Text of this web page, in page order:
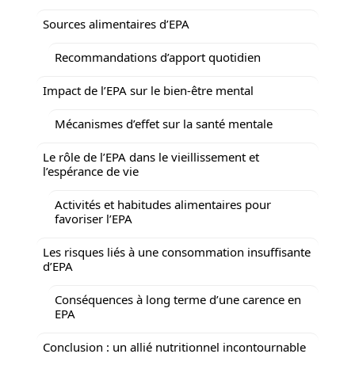
Sources alimentaires d’EPA
Recommandations d’apport quotidien
Impact de l’EPA sur le bien-être mental
Mécanismes d’effet sur la santé mentale
Le rôle de l’EPA dans le vieillissement et
l’espérance de vie
Activités et habitudes alimentaires pour
favoriser l’EPA
Les risques liés à une consommation insuffisante
d’EPA
Conséquences à long terme d’une carence en
EPA
Conclusion : un allié nutritionnel incontournable